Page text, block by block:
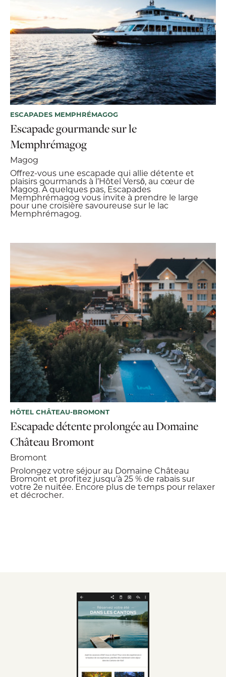
ESCAPADES MEMPHRÉMAGOG
Escapade gourmande sur le
Memphrémagog
Magog
Offrez-vous une escapade qui allie détente et
plaisirs gourmands à l’Hôtel Versō, au cœur de
Magog. À quelques pas, Escapades
Memphrémagog vous invite à prendre le large
pour une croisière savoureuse sur le lac
Memphrémagog.
HÔTEL CHÂTEAU-BROMONT
Escapade détente prolongée au Domaine
Château Bromont
Bromont
Prolongez votre séjour au Domaine Château
Bromont et profitez jusqu’à 25 % de rabais sur
votre 2e nuitée. Encore plus de temps pour relaxer
et décrocher.